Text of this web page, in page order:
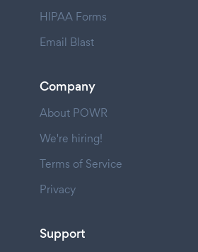
HIPAA Forms
Email Blast
Company
About POWR
We're hiring!
Terms of Service
Privacy
Support